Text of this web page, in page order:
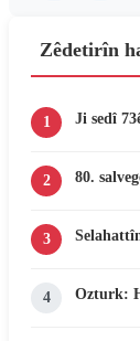
Zêdetirîn
1 Ji sedî
2 80.
3
4 Ozturk: